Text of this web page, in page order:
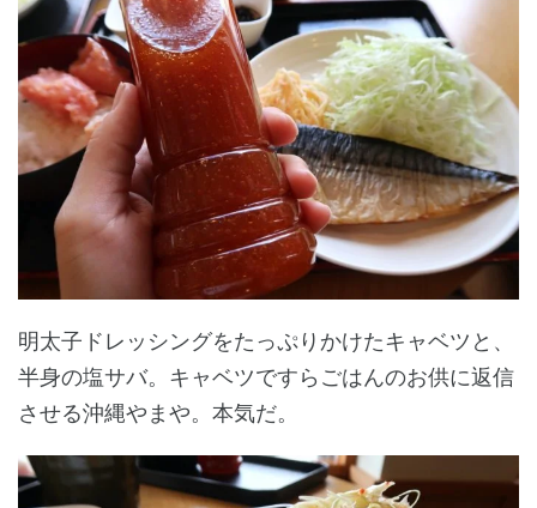
明太子ドレッシングをたっぷりかけたキャベツと、
半身の塩サバ。キャベツですらごはんのお供に返信
させる沖縄やまや。本気だ。